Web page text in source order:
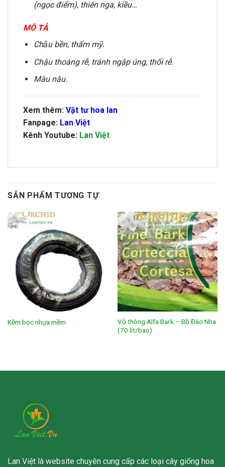
(ngọc điểm), thiên nga, kiều…
MÔ TẢ
Chậu bền, thẩm mỹ.
Chậu thoáng rễ, tránh ngập úng, thối rễ.
Màu nâu.
Xem thêm: Vật tư hoa lan
Fanpage: Lan Việt
Kênh Youtube: Lan Việt
SẢN PHẨM TƯƠNG TỰ
Kẽm bọc nhựa mềm
Vỏ thông Alfa Bark – Bồ Đào Nha
(70 lít/bao)
Lan Việt là website chuyên cung cấp các loại cây giống hoa